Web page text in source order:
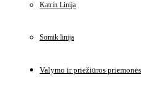
Katrin Linija
Somik linija
Valymo ir priežiūros priemonės